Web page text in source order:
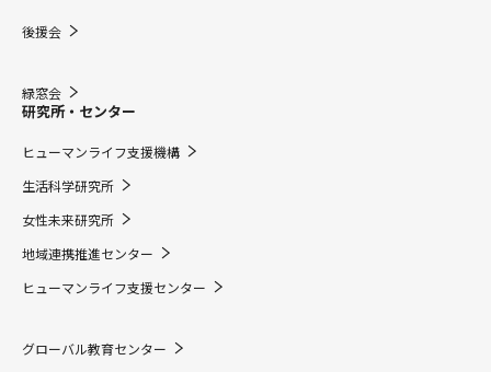
後援会
緑窓会
研究所・センター
ヒューマンライフ支援機構
生活科学研究所
女性未来研究所
地域連携推進センター
ヒューマンライフ支援センター
グローバル教育センター